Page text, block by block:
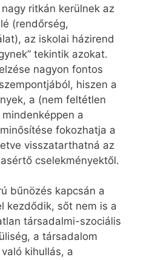
ritkán kerülnek az
(rendőrség,
az iskolai házirend
tekintik azokat.
nagyon fontos
hiszen a
a (nem feltétlen
a
fokozhatja a
visszatarthatná az
cselekményektől.
bűnözés kapcsán a
kezdődik, sőt nem is a
társadalmi-szociális
a társadalom
kihullás, a